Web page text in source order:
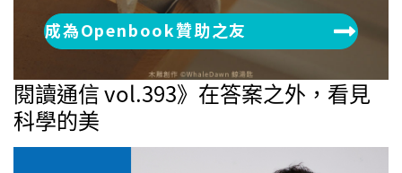
成為Openbook贊助之友
閱讀通信 vol.393》在答案之外，看見
科學的美